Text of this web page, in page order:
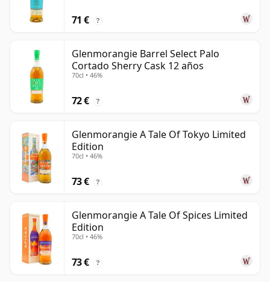
71 € ?
Glenmorangie Barrel Select Palo
Cortado Sherry Cask 12 años
70cl • 46%
72 € ?
Glenmorangie A Tale Of Tokyo Limited
Edition
70cl • 46%
73 € ?
Glenmorangie A Tale Of Spices Limited
Edition
70cl • 46%
73 € ?